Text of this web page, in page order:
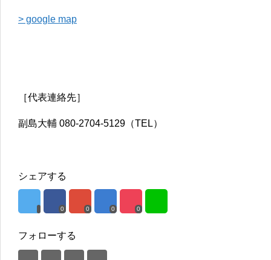
> google map
［代表連絡先］
副島大輔 080-2704-5129（TEL）
シェアする
0 0 0 0
フォローする